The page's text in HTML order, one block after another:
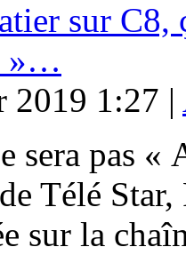
sur C8,
»…
2019 1:27 |
sera pas «
Télé
sur la